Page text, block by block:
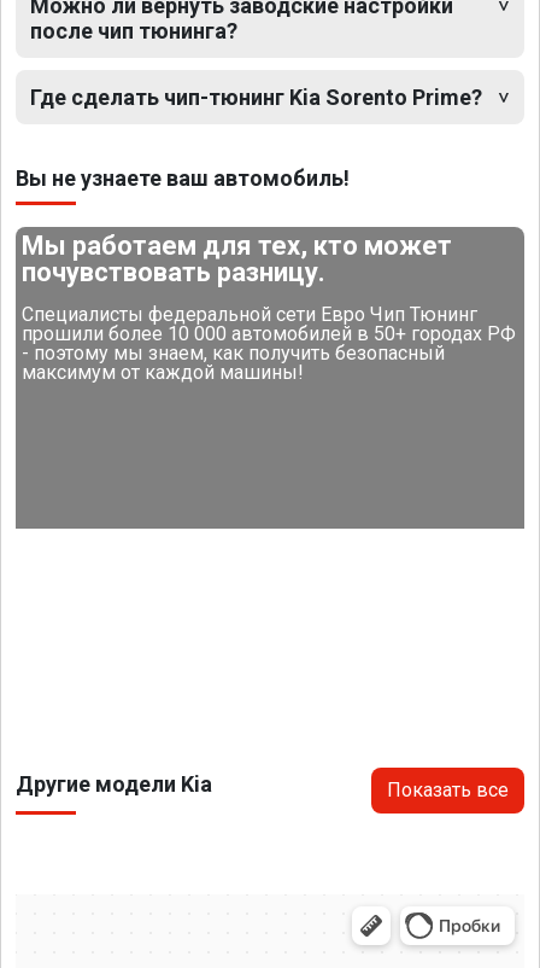
Можно ли вернуть заводские настройки
после чип тюнинга?
Где сделать чип-тюнинг Kia Sorento Prime?
Вы не узнаете ваш автомобиль!
Мы работаем для тех, кто может
почувствовать разницу.
Специалисты федеральной сети Евро Чип Тюнинг
прошили более 10 000 автомобилей в 50+ городах РФ
- поэтому мы знаем, как получить безопасный
максимум от каждой машины!
Другие модели Kia Показать все